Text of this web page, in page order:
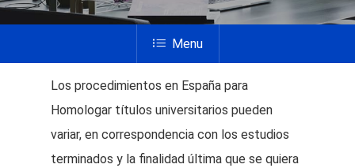
Menu
Los procedimientos en España para
Homologar títulos universitarios pueden
variar, en correspondencia con los estudios
terminados y la finalidad última que se quiera